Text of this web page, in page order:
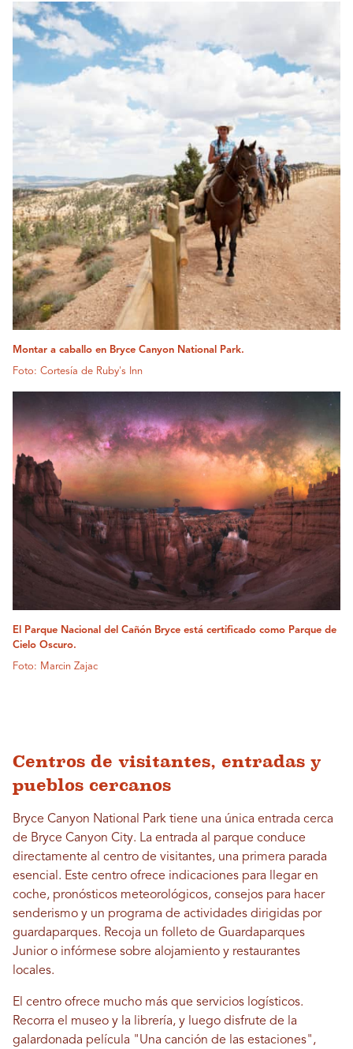
Montar a caballo en Bryce Canyon National Park.
Foto: Cortesía de Ruby's Inn
El Parque Nacional del Cañón Bryce está certificado como Parque de
Cielo Oscuro.
Foto: Marcin Zajac
Centros de visitantes, entradas y
pueblos cercanos
Bryce Canyon National Park tiene una única entrada cerca
de Bryce Canyon City. La entrada al parque conduce
directamente al centro de visitantes, una primera parada
esencial. Este centro ofrece indicaciones para llegar en
coche, pronósticos meteorológicos, consejos para hacer
senderismo y un programa de actividades dirigidas por
guardaparques. Recoja un folleto de Guardaparques
Junior o infórmese sobre alojamiento y restaurantes
locales.
El centro ofrece mucho más que servicios logísticos.
Recorra el museo y la librería, y luego disfrute de la
galardonada película "Una canción de las estaciones",